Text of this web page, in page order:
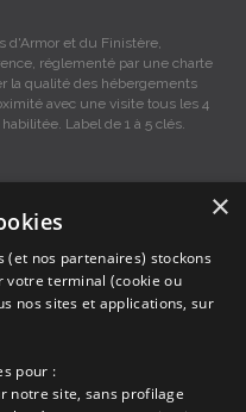
d'Armor et du Finistère,
réglementé par une charte
la qualité des hébergements
avec une visite tous les 4
Label de 1 à 5 clés.
le site Armor-vacances sont sous
sont indicatives et non
par copyright Armor-vacances.
ne touche aucune commission
d'hébergements de
×
(et nos partenaires) stockons
votre terminal (cookie ou
nos sites et applications, sur
pour :
notre site, sans profilage